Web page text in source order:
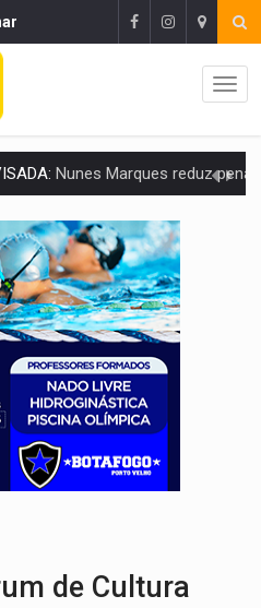
Museólogo Antônio Ocampo lança livro
Patrimônio de candidata a deputada federal do PL salta R$ 1
é flagrada com cerca de 200 porções
MPF cobra regularização fundiária da
ABERTURA:2ª Feira Rondônia Empreendedora segue no Espaço
Secretário da Seinfra de Porto Velho pede
Pirahã terão consultas e exames especializados durante
dos pais deve movimentar R$ 8,5 bilhões e RO
de Cultura